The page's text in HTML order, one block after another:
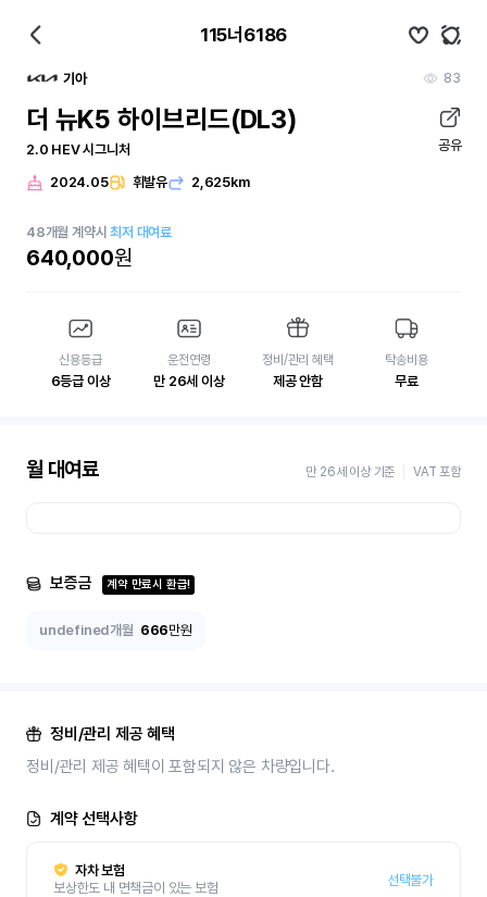
115너6186
기아 83
더 뉴K5 하이브리드(DL3)
2.0 HEV 시그니처 공유
2024.05 휘발유 2,625km
48개월 계약시최저 대여료
640,000원
신용등급
6등급 이상
운전연령
만 26세 이상
정비/관리 혜택
제공 안함
탁송비용
무료
월 대여료 만 26세 이상 기준 VAT 포함
보증금 계약 만료시 환급!
undefined개월 666만원
정비/관리 제공 혜택
정비/관리 제공 혜택이 포함되지 않은 차량입니다.
계약 선택사항
자차 보험
보상한도 내 면책금이 있는 보험
선택불가